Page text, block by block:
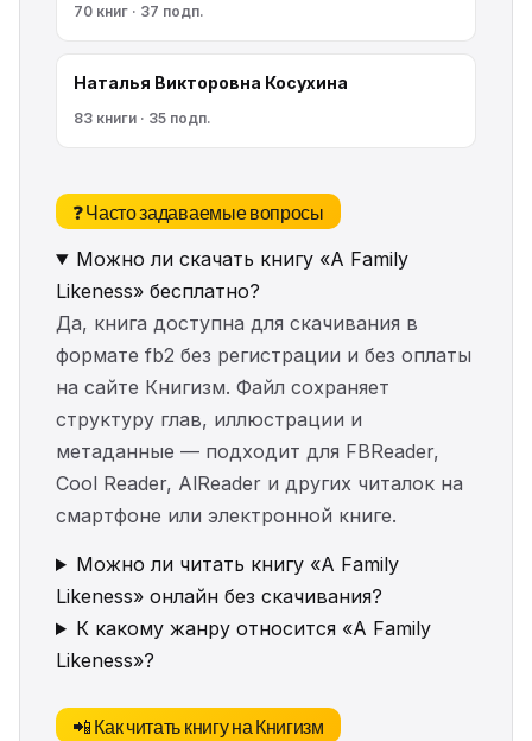
70 книг · 37 подп.
Наталья Викторовна Косухина
83 книги · 35 подп.
❓ Часто задаваемые вопросы
Можно ли скачать книгу «A Family
Likeness» бесплатно?
Да, книга доступна для скачивания в
формате fb2 без регистрации и без оплаты
на сайте Книгизм. Файл сохраняет
структуру глав, иллюстрации и
метаданные — подходит для FBReader,
Cool Reader, AlReader и других читалок на
смартфоне или электронной книге.
Можно ли читать книгу «A Family
Likeness» онлайн без скачивания?
К какому жанру относится «A Family
Likeness»?
📲 Как читать книгу на Книгизм